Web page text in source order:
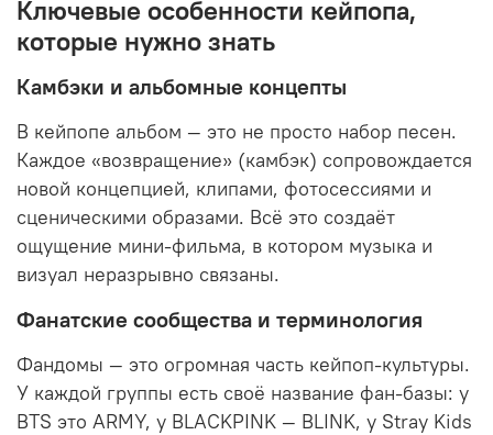
Ключевые особенности кейпопа,
которые нужно знать
Камбэки и альбомные концепты
В кейпопе альбом — это не просто набор песен.
Каждое «возвращение» (камбэк) сопровождается
новой концепцией, клипами, фотосессиями и
сценическими образами. Всё это создаёт
ощущение мини-фильма, в котором музыка и
визуал неразрывно связаны.
Фанатские сообщества и терминология
Фандомы — это огромная часть кейпоп-культуры.
У каждой группы есть своё название фан-базы: у
BTS это ARMY, у BLACKPINK — BLINK, у Stray Kids